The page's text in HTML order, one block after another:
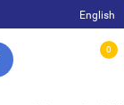
English
0